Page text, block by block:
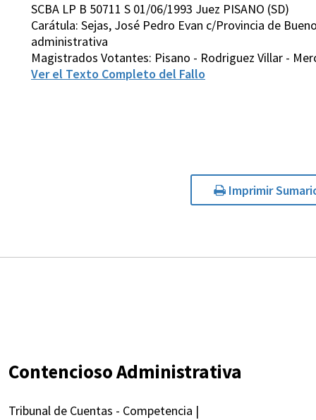
SCBA LP B 50711 S 01/06/1993 Juez PISANO (SD)
Carátula: Sejas, José Pedro Evan c/Provincia de
administrativa
Magistrados Votantes: Pisano - Rodriguez Villar -
Ver el Texto Completo del Fallo
Imprimir
Contencioso Administrativa
Tribunal de Cuentas - Competencia |